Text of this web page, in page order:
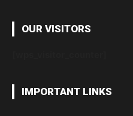
OUR VISITORS
IMPORTANT LINKS